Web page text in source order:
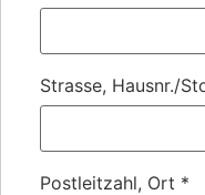
Strasse, Hausnr./
Postleitzahl, Ort *